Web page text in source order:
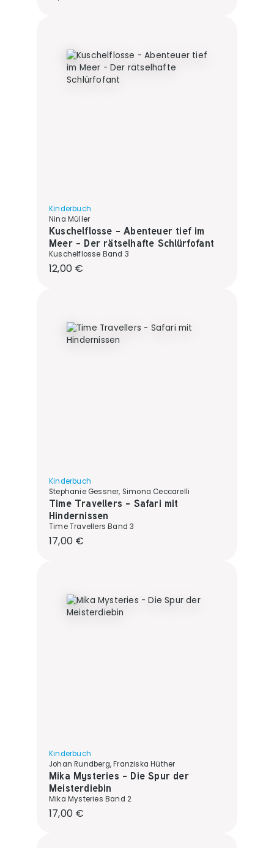
Kinderbuch
Nina Müller
Kuschelflosse - Abenteuer tief im
Meer - Der rätselhafte Schlürfofant
Kuschelflosse Band 3
Regulärer Preis:
12,00 €
Kinderbuch
Stephanie Gessner, Simona Ceccarelli
Time Travellers - Safari mit
Hindernissen
Time Travellers Band 3
Regulärer Preis:
17,00 €
Kinderbuch
Johan Rundberg, Franziska Hüther
Mika Mysteries - Die Spur der
Meisterdiebin
Mika Mysteries Band 2
Regulärer Preis:
17,00 €